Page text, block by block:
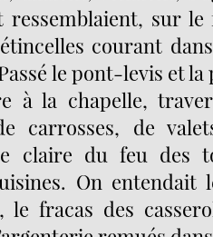
ressemblaient, sur
courant
le pont-levis et
à la chapelle,
carrosses, de
claire du feu des
On entendait
le fracas des